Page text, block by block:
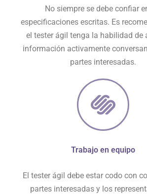
No siempre se debe confiar
especificaciones escritas. Es
el tester ágil tenga la habilidad de
información activamente
partes interesadas.
Trabajo en equipo
El tester ágil debe estar codo con
partes interesadas y los